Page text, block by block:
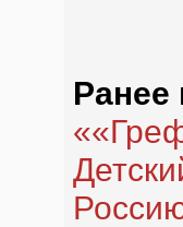
Ранее